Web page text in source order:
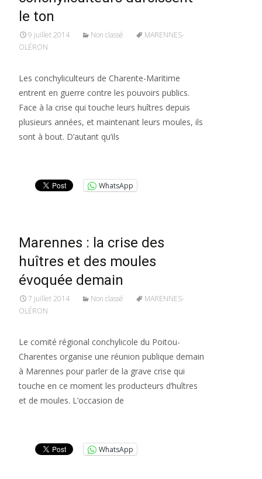
le ton
9 juillet 2014 Non classé
MARENNES-
OLÉRON
Les conchyliculteurs de Charente-Maritime
entrent en guerre contre les pouvoirs publics.
Face à la crise qui touche leurs huîtres depuis
plusieurs années, et maintenant leurs moules, ils
sont à bout. D’autant qu’ils
WhatsApp
Marennes : la crise des
huîtres et des moules
évoquée demain
7 juillet 2014 Non classé
MARENNES-
OLÉRON
Le comité régional conchylicole du Poitou-
Charentes organise une réunion publique demain
à Marennes pour parler de la grave crise qui
touche en ce moment les producteurs d’huîtres
et de moules. L’occasion de
WhatsApp